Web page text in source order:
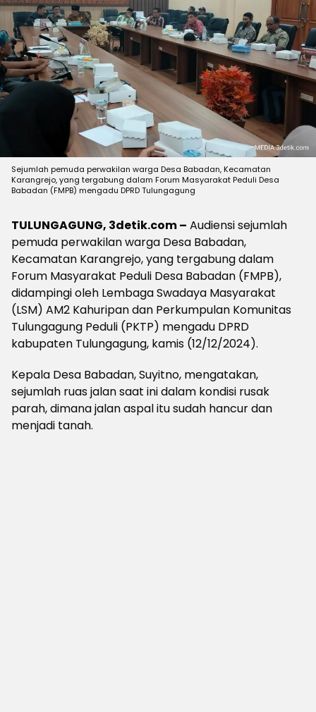
Sejumlah pemuda perwakilan warga Desa Babadan, Kecamatan
Karangrejo, yang tergabung dalam Forum Masyarakat Peduli Desa
Babadan (FMPB) mengadu DPRD Tulungagung
TULUNGAGUNG, 3detik.com – Audiensi sejumlah
pemuda perwakilan warga Desa Babadan,
Kecamatan Karangrejo, yang tergabung dalam
Forum Masyarakat Peduli Desa Babadan (FMPB),
didampingi oleh Lembaga Swadaya Masyarakat
(LSM) AM2 Kahuripan dan Perkumpulan Komunitas
Tulungagung Peduli (PKTP) mengadu DPRD
kabupaten Tulungagung, kamis (12/12/2024).
Kepala Desa Babadan, Suyitno, mengatakan,
sejumlah ruas jalan saat ini dalam kondisi rusak
parah, dimana jalan aspal itu sudah hancur dan
menjadi tanah.